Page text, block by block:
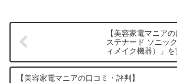
【美容家電マニア
ステナード ソニッ
ィメイク機器）」を
直感想
【美容家電マニアの口コミ・評判】